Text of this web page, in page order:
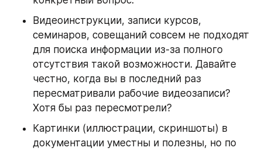
Видеоинструкции, записи курсов,
семинаров, совещаний совсем не подходят
для поиска информации из-за полного
отсутствия такой возможности. Давайте
честно, когда вы в последний раз
пересматривали рабочие видеозаписи?
Хотя бы раз пересмотрели?
Картинки (иллюстрации, скриншоты) в
документации уместны и полезны, но по